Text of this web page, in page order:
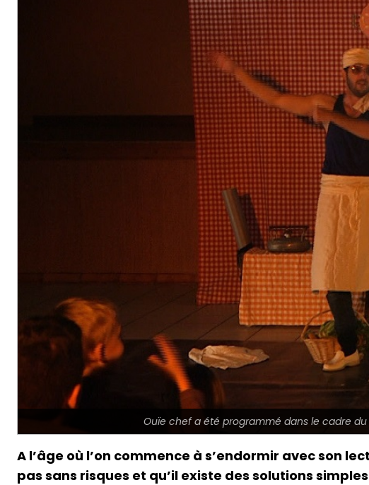
Ouïe chef a été programmé dans le cadre
A l’âge où l’on commence à s’endormir avec son
pas sans risques et qu’il existe des solutions